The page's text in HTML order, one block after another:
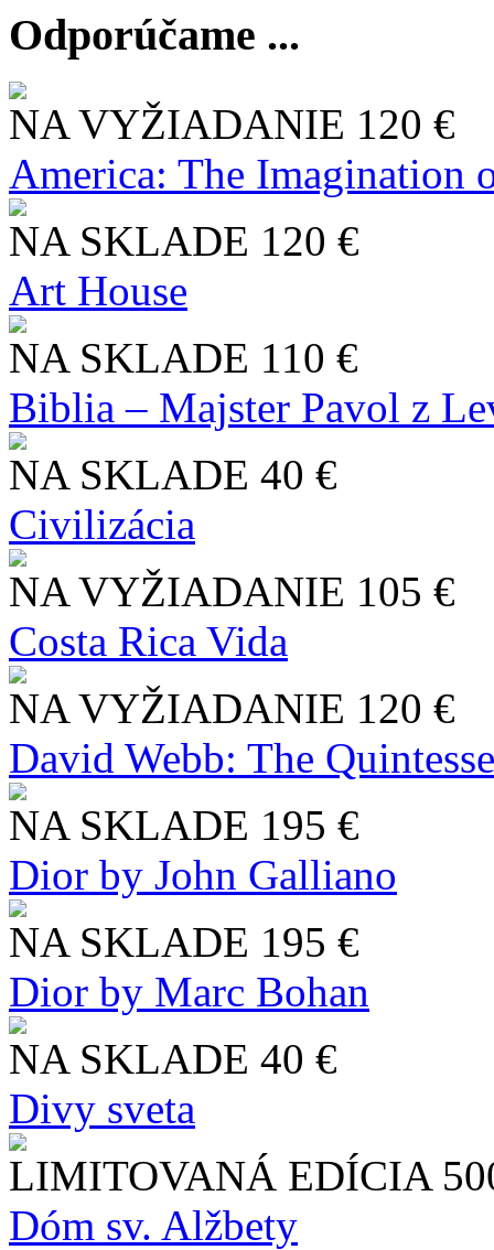
Odporúčame ...
NA VYŽIADANIE 120 €
America: The Imagination
NA SKLADE 120 €
Art House
NA SKLADE 110 €
Biblia – Majster Pavol z
NA SKLADE 40 €
Civilizácia
NA VYŽIADANIE 105 €
Costa Rica Vida
NA VYŽIADANIE 120 €
David Webb: The
NA SKLADE 195 €
Dior by John Galliano
NA SKLADE 195 €
Dior by Marc Bohan
NA SKLADE 40 €
Divy sveta
LIMITOVANÁ EDÍCIA
Dóm sv. Alžbety